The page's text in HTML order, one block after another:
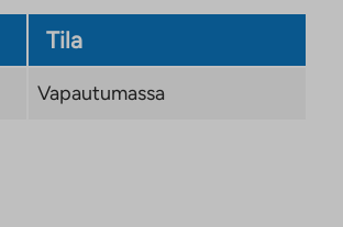
Tila
Vapautumassa